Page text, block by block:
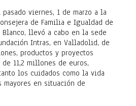
viernes, 1 de marzo a la
de Familia e Igualdad de
llevó a cabo en la sede
Intras, en Valladolid, de
productos y proyectos
11,2 millones de euros,
los cuidados como la vida
mayores en situación de